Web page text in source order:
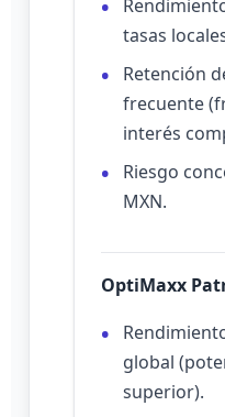
tasas
Retención
frecuente
interés
Riesgo
MXN.
OptiMaxx
global
superior).